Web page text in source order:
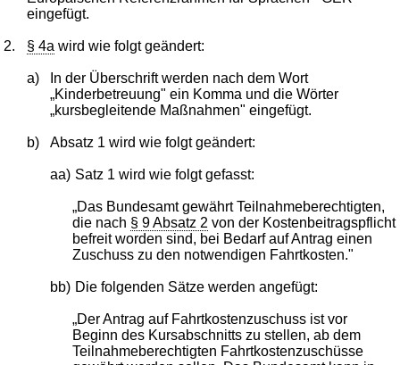
eingefügt.
2. § 4a wird wie folgt geändert:
a)
In der Überschrift werden nach dem Wort
„Kinderbetreuung" ein Komma und die Wörter
„kursbegleitende Maßnahmen" eingefügt.
b) Absatz 1 wird wie folgt geändert:
aa) Satz 1 wird wie folgt gefasst:
„Das Bundesamt gewährt Teilnahmeberechtigten,
die nach § 9 Absatz 2 von der Kostenbeitragspflicht
befreit worden sind, bei Bedarf auf Antrag einen
Zuschuss zu den notwendigen Fahrtkosten."
bb) Die folgenden Sätze werden angefügt:
„Der Antrag auf Fahrtkostenzuschuss ist vor
Beginn des Kursabschnitts zu stellen, ab dem
Teilnahmeberechtigten Fahrtkostenzuschüsse